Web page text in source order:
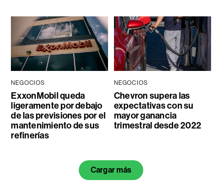
NEGOCIOS
ExxonMobil queda
ligeramente por debajo
de las previsiones por el
mantenimiento de sus
refinerías
NEGOCIOS
Chevron supera las
expectativas con su
mayor ganancia
trimestral desde 2022
Cargar más